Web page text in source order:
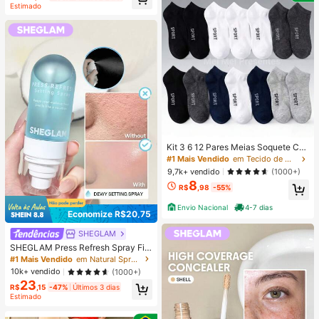
Estimado
Economize R$20,75
SHEGLAM
SHEGLAM Press Refresh Spray Fix
ador Marca De Beleza CosméTicos
Maquiagem Para Mulheres E Menin
as
#1 Mais Vendido
em Natural Spray de fixação
10k+ vendido
(1000+)
R$23 ,15 -47% Últimos 3 dias
Estimado
Kit 3 6 12 Pares Meias Soquete Ca
no Curto Unissex Multicolorido 40-
46
#1 Mais Vendido
em Tecido de malha Meias masculinas até o tornozel
9,7k+ vendido
(1000+)
R$8 ,98 -55%
Envio Nacional 4-7 dias